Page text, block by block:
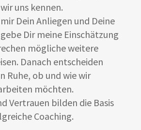
uns kennen.
Dein Anliegen und Deine
Dir meine Einschätzung
mögliche weitere
Danach entscheiden
Ruhe, ob und wie wir
möchten.
Vertrauen bilden die Basis
Coaching.